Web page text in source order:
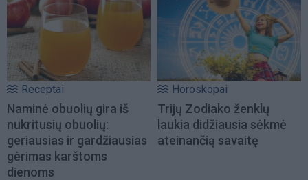
Receptai
Naminė obuolių gira iš
nukritusių obuolių:
geriausias ir gardžiausias
gėrimas karštoms
dienoms
Horoskopai
Trijų Zodiako ženklų
laukia didžiausia sėkmė
ateinančią savaitę